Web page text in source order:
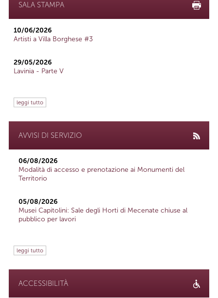
SALA STAMPA
10/06/2026
Artisti a Villa Borghese #3
29/05/2026
Lavinia - Parte V
leggi tutto
AVVISI DI SERVIZIO
06/08/2026
Modalità di accesso e prenotazione ai Monumenti del
Territorio
05/08/2026
Musei Capitolini: Sale degli Horti di Mecenate chiuse al
pubblico per lavori
leggi tutto
ACCESSIBILITÀ